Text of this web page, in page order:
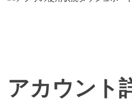
アカウント